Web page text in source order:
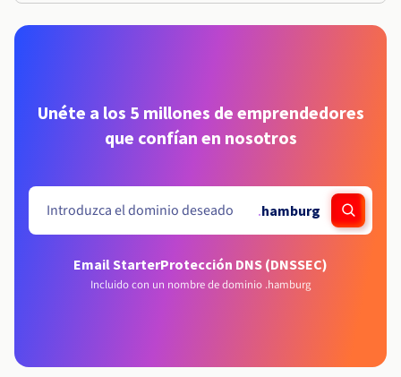
Unéte a los 5 millones de emprendedores
que confían en nosotros
.hamburg
Email StarterProtección DNS (DNSSEC)
Incluido con un nombre de dominio .hamburg